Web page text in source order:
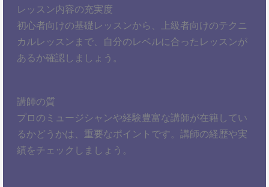
レッスン内容の充実度
初心者向けの基礎レッスンから、上級者向けのテクニ
カルレッスンまで、自分のレベルに合ったレッスンが
あるか確認しましょう。
講師の質
プロのミュージシャンや経験豊富な講師が在籍してい
るかどうかは、重要なポイントです。講師の経歴や実
績をチェックしましょう。